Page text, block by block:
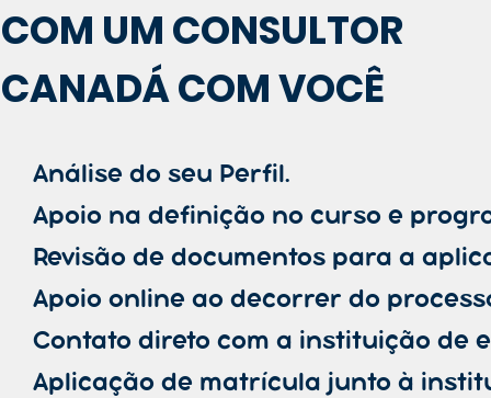
COM UM CONSULTOR
CANADÁ COM VOCÊ
Análise do seu Perfil.
Apoio na definição no curso e
Revisão de documentos para a
Apoio online ao decorrer do
Contato direto com a instituição de
Aplicação de matrícula junto à